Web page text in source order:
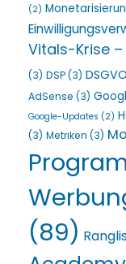
(2)
Vitals-Krise –
(3) DSP(3) DSGVO
AdSense (3)
Google-Updates (2)
(3) Metriken (3)
(89)